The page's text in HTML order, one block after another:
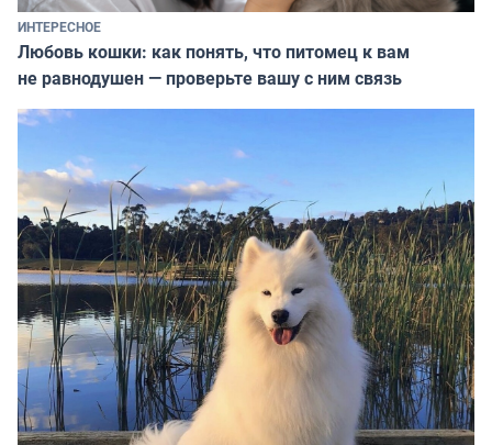
ИНТЕРЕСНОЕ
Любовь кошки: как понять, что питомец к вам
не равнодушен — проверьте вашу с ним связь